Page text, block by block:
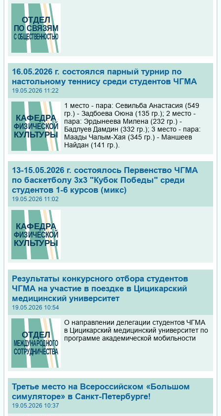
16.05.2026 г. состоялся парный турнир по
настольному теннису среди студентов ЧГМА
19.05.2026 11:22
1 место - пара: Севильба Анастасия (549
гр.) - Задбоева Оюна (135 гр.); 2 место -
пара: Эрдынеева Милена (232 гр.) -
Бадлуев Дамдин (332 гр.); 3 место - пара:
Маады Чалым-Хая (345 гр.) - Маншеев
Найдан (141 гр.).
13-15.05.2026 г. состоялось Первенство ЧГМА
по баскетболу 3х3 "Кубок Победы" среди
студентов 1-6 курсов (микс)
19.05.2026 11:02
Результаты конкурсного отбора студентов
ЧГМА на участие в поездке в Цицикарский
медицинский университет
19.05.2026 10:54
О направлении делегации студентов ЧГМА
в Цицикарский медицинский университет по
программе академической мобильности
Третье место на Всероссийском «Большом
симуляторе» в Санкт-Петербурге!
19.05.2026 10:37